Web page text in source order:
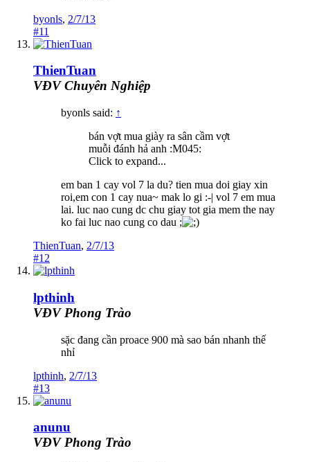
byonls, 2/7/13
#11
ThienTuan
VĐV Chuyên Nghiệp
byonls said: ↑
bán vợt mua giày ra sân cầm vợt
muỗi đánh hả anh :M045:
Click to expand...
em ban 1 cay vol 7 la du? tien mua doi giay xin
roi,em con 1 cay nua~ mak lo gi :-| vol 7 em mua
lai. luc nao cung dc chu giay tot gia mem the nay
ko fai luc nao cung co dau ;
ThienTuan, 2/7/13
#12
lpthinh
VĐV Phong Trào
sặc đang cần proace 900 mà sao bán nhanh thế
nhỉ
lpthinh, 2/7/13
#13
anunu
VĐV Phong Trào